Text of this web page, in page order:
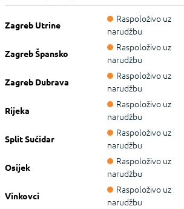
Zagreb Utrine
Raspoloživo uz
narudžbu
Zagreb Špansko
Raspoloživo uz
narudžbu
Zagreb Dubrava
Raspoloživo uz
narudžbu
Rijeka
Raspoloživo uz
narudžbu
Split Sućidar
Raspoloživo uz
narudžbu
Osijek
Raspoloživo uz
narudžbu
Vinkovci
Raspoloživo uz
narudžbu